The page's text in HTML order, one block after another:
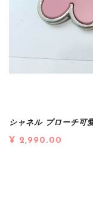
シャネル ブローチ可
¥ 2,990.00